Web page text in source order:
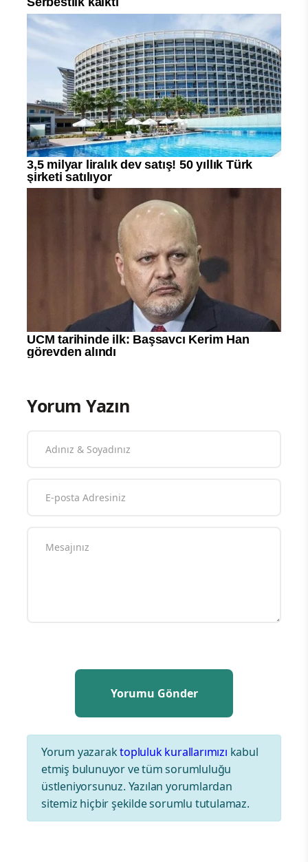
Yorum Yazın
Yorum yazaraktopluluk kurallarımızı kabul
etmiş bulunuyor ve tüm sorumluluğu
üstleniyorsunuz. Yazılan yorumlardan
sitemiz hiçbir şekilde sorumlu tutulamaz.